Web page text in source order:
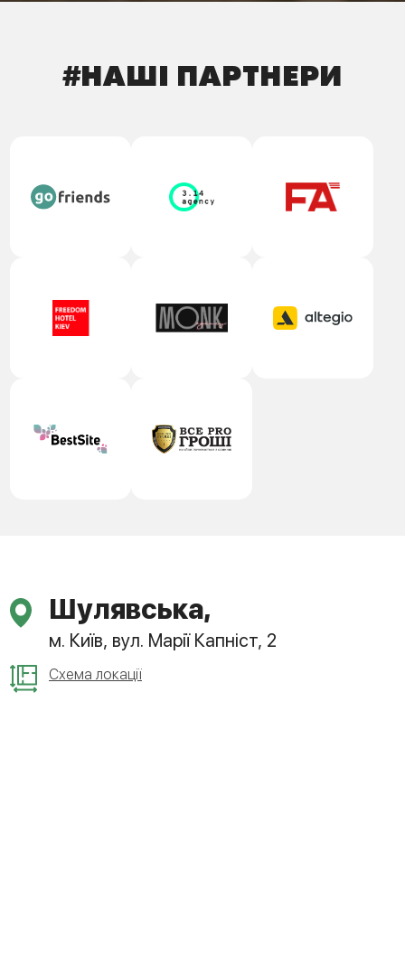
#НАШІ ПАРТНЕРИ
Шулявська,
м. Київ, вул. Марії Капніст, 2
Схема локації